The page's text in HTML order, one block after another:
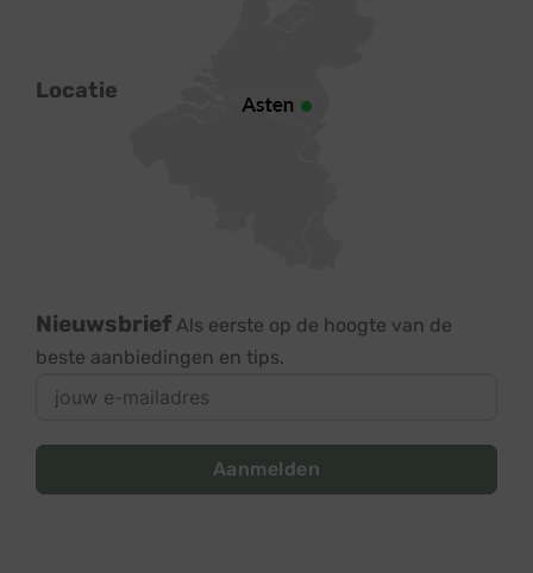
Locatie
Nieuwsbrief Als eerste op de hoogte van de
beste aanbiedingen en tips.
Aanmelden